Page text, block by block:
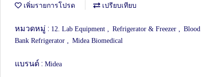
เพิ่มรายการโปรด เปรียบเทียบ
หมวดหมู่ : 12. Lab Equipment , Refrigerator & Freezer , Blood
Bank Refrigerator , Midea Biomedical
แบรนด์ : Midea